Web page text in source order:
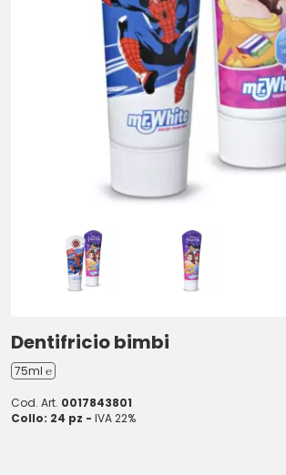
Dentifricio bimbi
75ml ℮
Cod. Art. 0017843801
Collo: 24 pz - IVA 22%